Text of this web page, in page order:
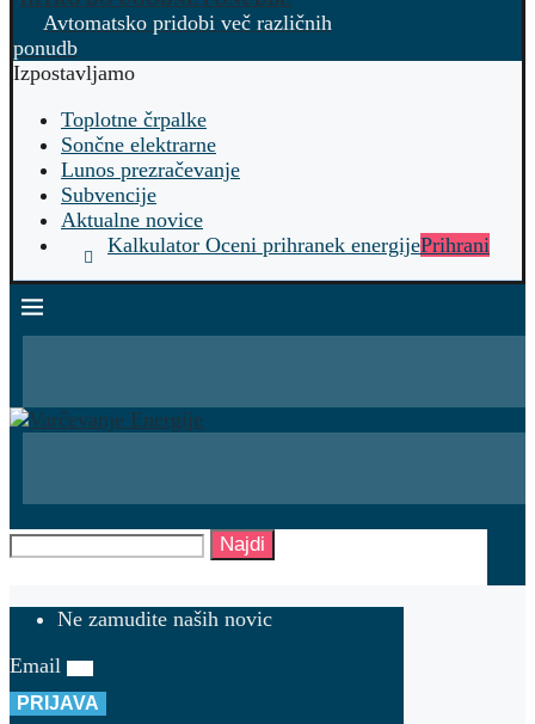
Avtomatsko pridobi več različnih
ponudb
Izpostavljamo
Toplotne črpalke
Sončne elektrarne
Lunos prezračevanje
Subvencije
Aktualne novice
Kalkulator Oceni prihranek energijePrihrani
Najdi
Ne zamudite naših novic
Email
PRIJAVA